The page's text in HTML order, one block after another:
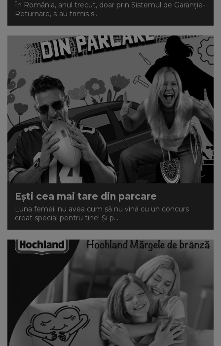
În România, anul trecut, doar prin Sistemul de Garanție-
Returnare, s-au trimis s...
Ești cea mai tare din parcare
Luna femeii nu avea cum să nu vină cu un concurs
creat special pentru tine! Și p...